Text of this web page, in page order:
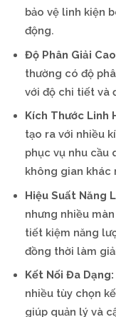
bảo vệ linh kiện
động.
Độ Phân Giải
thường có độ
với độ chi tiết và
Kích Thước Linh
tạo ra với nhiều
phục vụ nhu cầu
không gian khác
Hiệu Suất Năng
nhưng nhiều
tiết kiệm năng
đồng thời làm
Kết Nối Đa Dạng:
nhiều tùy chọn
giúp quản lý và